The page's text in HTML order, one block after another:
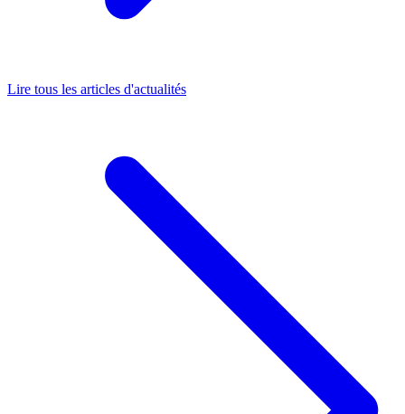
Lire tous les articles d'actualités